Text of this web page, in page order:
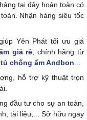
tại đây hoàn toàn có
Nhận hàng siêu tốc
Yên Phát tối ưu giá
giá rẻ, chính hãng từ
tủ chống ẩm Andbon...
hỗ trợ kỹ thuật trọn
đầu tư cho sự an toàn,
tài liệu,... Sở hữu ngay